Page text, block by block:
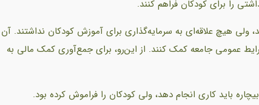
را برای کودکان فراهم کنند.
ولی هیچ علاقه‌ای به سرمایه‌گذاری برای آموزش کودکان نداشتند. آن
عمومی جامعه کمک کنند. از این‌رو، برای جمع‌آوری کمک مالی به
باید کاری انجام دهد، ولی کودکان را فراموش کرده بود.